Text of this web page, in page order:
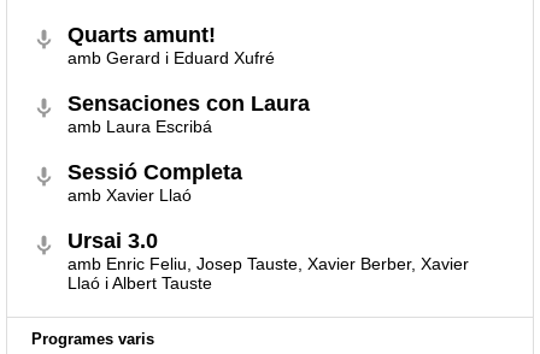
Quarts amunt!
amb Gerard i Eduard Xufré
Sensaciones con Laura
amb Laura Escribá
Sessió Completa
amb Xavier Llaó
Ursai 3.0
amb Enric Feliu, Josep Tauste, Xavier Berber, Xavier
Llaó i Albert Tauste
Programes varis